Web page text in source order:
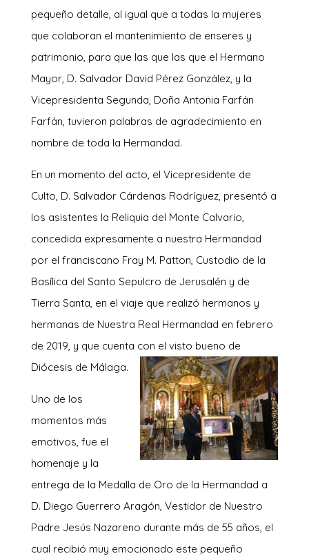
pequeño detalle, al igual que a todas la mujeres
que colaboran el mantenimiento de enseres y
patrimonio, para que las que las que el Hermano
Mayor, D. Salvador David Pérez González, y la
Vicepresidenta Segunda, Doña Antonia Farfán
Farfán, tuvieron palabras de agradecimiento en
nombre de toda la Hermandad.
En un momento del acto, el Vicepresidente de
Culto, D. Salvador Cárdenas Rodríguez, presentó a
los asistentes la Reliquia del Monte Calvario,
concedida expresamente a nuestra Hermandad
por el franciscano Fray M. Patton, Custodio de la
Basílica del Santo Sepulcro de Jerusalén y de
Tierra Santa, en el viaje que realizó hermanos y
hermanas de Nuestra Real Hermandad en febrero
de 2019, y que cuenta con el visto bueno de
Diócesis de Málaga.
Uno de los
momentos más
emotivos, fue el
homenaje y la
entrega de la Medalla de Oro de la Hermandad a
D. Diego Guerrero Aragón, Vestidor de Nuestro
Padre Jesús Nazareno durante más de 55 años, el
cual recibió muy emocionado este pequeño